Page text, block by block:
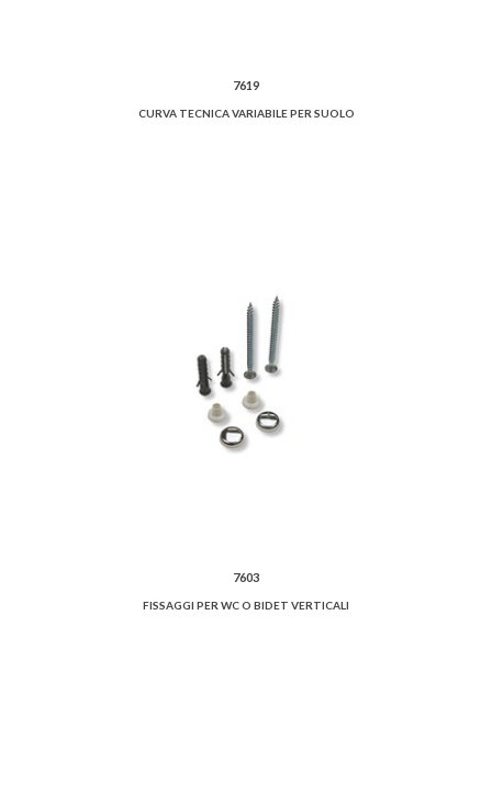
7619
CURVA TECNICA VARIABILE PER SUOLO
7603
FISSAGGI PER WC O BIDET VERTICALI